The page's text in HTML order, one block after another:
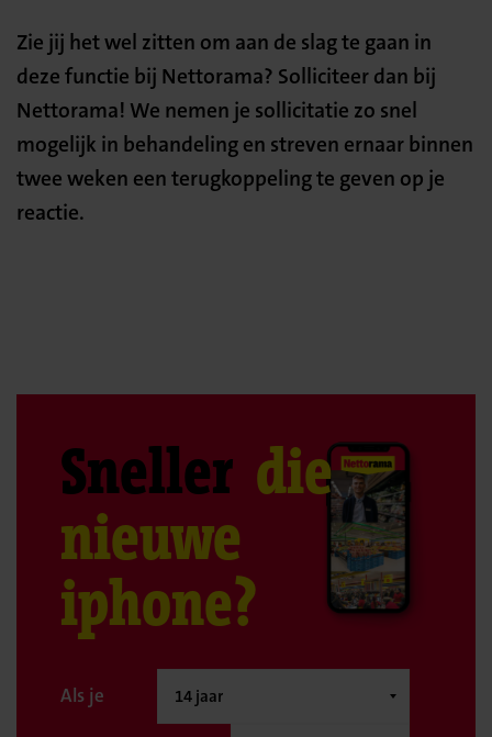
Zie jij het wel zitten om aan de slag te gaan in
deze functie bij Nettorama? Solliciteer dan bij
Nettorama! We nemen je sollicitatie zo snel
mogelijk in behandeling en streven ernaar binnen
twee weken een terugkoppeling te geven op je
reactie.
Sneller die
nieuwe
iphone?
Als je